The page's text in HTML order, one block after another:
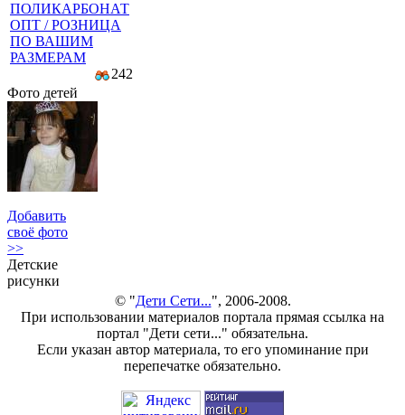
ПОЛИКАРБОНАТ
ОПТ / РОЗНИЦА
ПО ВАШИМ
РАЗМЕРАМ
242
Фото детей
Добавить
своё фото
>>
Детские
рисунки
© "Дети Сети...", 2006-2008.
При использовании материалов портала прямая ссылка на
портал "Дети сети..." обязательна.
Если указан автор материала, то его упоминание при
перепечатке обязательно.